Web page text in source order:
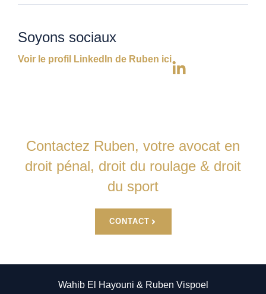
Soyons sociaux
Voir le profil LinkedIn de Ruben ici
Contactez Ruben, votre avocat en
droit pénal, droit du roulage & droit
du sport
CONTACT
Wahib El Hayouni & Ruben Vispoel